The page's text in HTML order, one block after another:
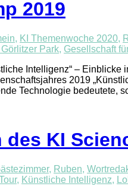
2019
, KI Themenwoche 2020,
Park, Gesellschaft
Intelligenz“ –
2019
Technologie bedeutete,
KI
, Ruben,
, Künstliche Intelligenz,